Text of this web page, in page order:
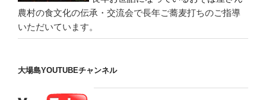
農村の食文化の伝承・交流会で長年ご蕎麦打ちのご指導
いただいています。
大場島YOUTUBEチャンネル